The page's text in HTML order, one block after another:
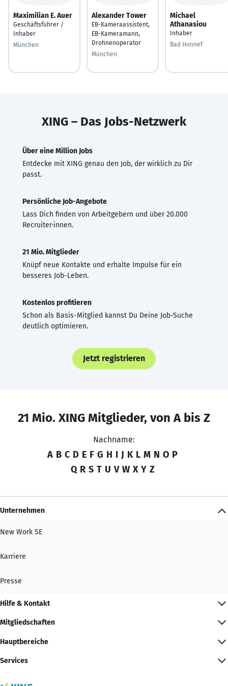
Maximilian E. Auer
Geschäftsführer /
Inhaber
München
Alexander Tower
EB-Kameraassistent,
EB-Kameramann,
Drohnenoperator
München
Michael
Athanasiou
Inhaber
Bad Honnef
XING – Das Jobs-Netzwerk
Über eine Million Jobs
Entdecke mit XING genau den Job, der wirklich zu Dir
passt.
Persönliche Job-Angebote
Lass Dich finden von Arbeitgebern und über 20.000
Recruiter·innen.
21 Mio. Mitglieder
Knüpf neue Kontakte und erhalte Impulse für ein
besseres Job-Leben.
Kostenlos profitieren
Schon als Basis-Mitglied kannst Du Deine Job-Suche
deutlich optimieren.
Jetzt registrieren
21 Mio. XING Mitglieder, von A bis Z
Nachname:
A B C D E F G H I J K L M N O P
Q R S T U V W X Y Z
Unternehmen
New Work SE
Karriere
Presse
Hilfe & Kontakt
Mitgliedschaften
Hauptbereiche
Services